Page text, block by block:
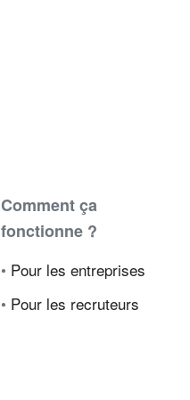
Comment ça
fonctionne ?
• Pour les entreprises
• Pour les recruteurs